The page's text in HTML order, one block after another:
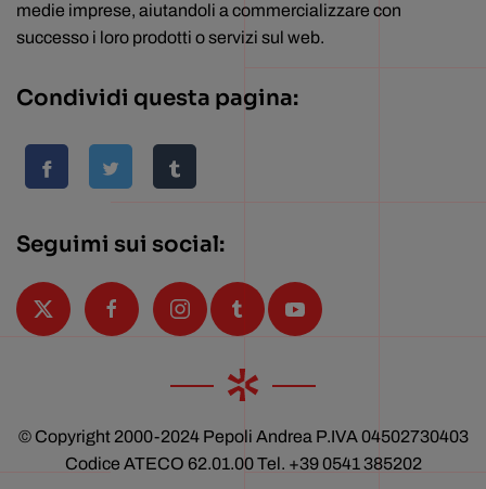
medie imprese, aiutandoli a commercializzare con
successo i loro prodotti o servizi sul web.
Condividi questa pagina:
Seguimi sui social:
© Copyright 2000-2024 Pepoli Andrea P.IVA 04502730403
Codice ATECO 62.01.00 Tel. +39 0541 385202